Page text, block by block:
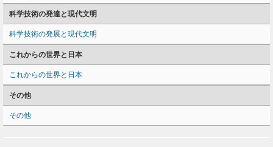
科学技術の発達と現代文明
科学技術の発展と現代文明
これからの世界と日本
これからの世界と日本
その他
その他